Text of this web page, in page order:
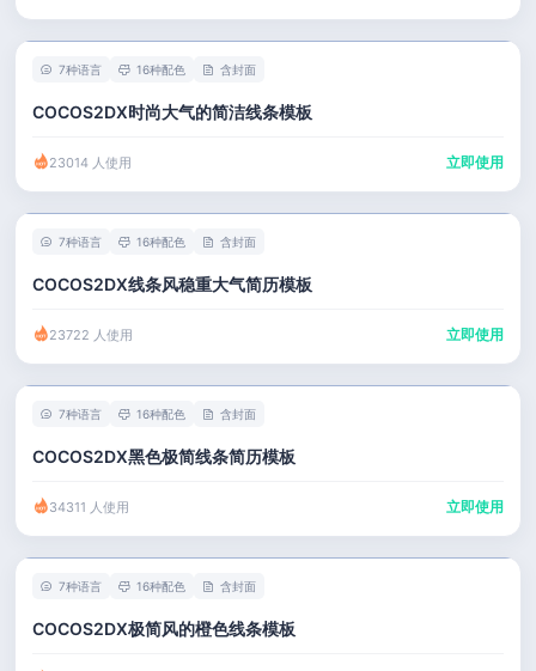
7种语言 16种配色 含封面
COCOS2DX时尚大气的简洁线条模板
23014 人使用 立即使用
7种语言 16种配色 含封面
COCOS2DX线条风稳重大气简历模板
23722 人使用 立即使用
7种语言 16种配色 含封面
COCOS2DX黑色极简线条简历模板
34311 人使用 立即使用
7种语言 16种配色 含封面
COCOS2DX极简风的橙色线条模板